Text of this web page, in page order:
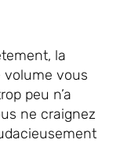
la
volume vous
peu n’a
ne craignez